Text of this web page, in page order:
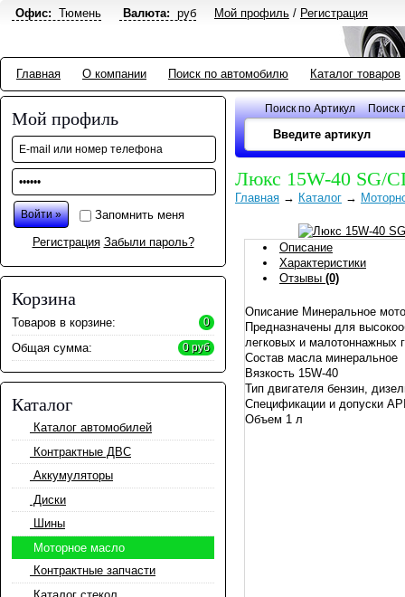
Офис: Тюмень Валюта: руб Мой профиль / Регистрация
Главная О компании Поиск по автомобилю Каталог товаров
Мой профиль
Запомнить меня
Регистрация Забыли пароль?
Корзина
Товаров в корзине: 0
Общая сумма: 0 руб
Каталог
Каталог автомобилей
Контрактные ДВС
Аккумуляторы
Диски
Шины
Моторное масло
Контрактные запчасти
Поиск по Артикул Поиск
Люкс 15W-40 SG/
Главная → Каталог →
Описание
Характеристики
Отзывы (0)
Описание Минеральное
Предназначены для
легковых и малотоннажных
Состав масла минеральное
Вязкость 15W-40
Тип двигателя бензин,
Спецификации и допуски
Объем 1 л